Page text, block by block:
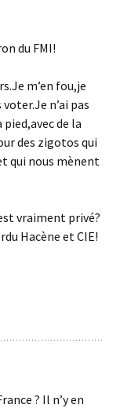
du FMI!
m’en fou,je
n’ai pas
de la
des zigotos qui
qui nous mènent
vraiment privé?
Hacène et CIE!
? Il n’y en